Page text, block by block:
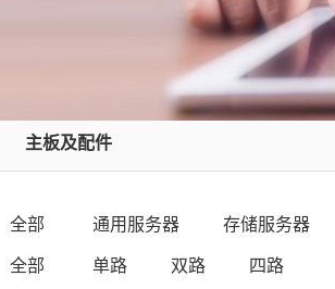
主板及配件
全部 通用服务器 存储服务器
全部 单路 双路 四路